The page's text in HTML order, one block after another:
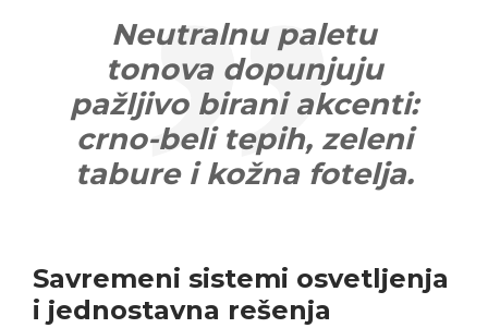
Neutralnu paletu
tonova dopunjuju
pažljivo birani akcenti:
crno-beli tepih, zeleni
tabure i kožna fotelja.
Savremeni sistemi osvetljenja
i jednostavna rešenja